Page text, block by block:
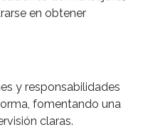
en obtener
y responsabilidades
fomentando una
claras.